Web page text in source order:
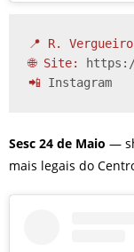
📍 R.
🌐 Site:
📲 Instagram
Sesc 24 de Maio —
mais legais do